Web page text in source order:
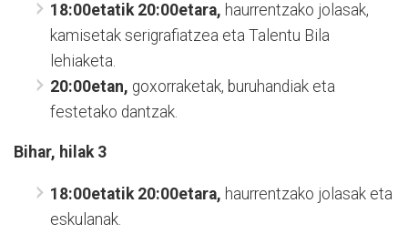
18:00etatik 20:00etara, haurrentzako jolasak,
kamisetak serigrafiatzea eta Talentu Bila
lehiaketa.
20:00etan, goxorraketak, buruhandiak eta
festetako dantzak.
Bihar, hilak 3
18:00etatik 20:00etara, haurrentzako jolasak eta
eskulanak.